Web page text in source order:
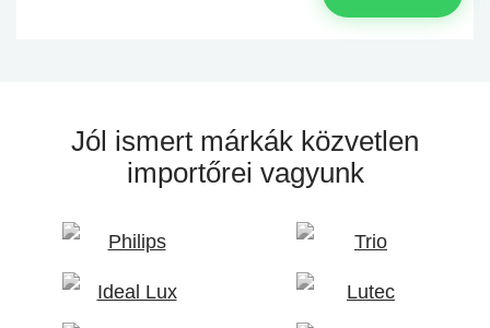
Jól ismert márkák közvetlen
importőrei vagyunk